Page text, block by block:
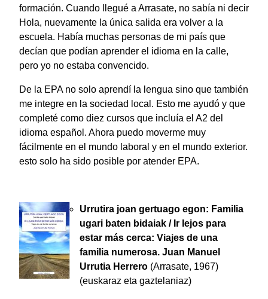
formación. Cuando llegué a Arrasate, no sabía ni decir
Hola, nuevamente la única salida era volver a la
escuela. Había muchas personas de mi país que
decían que podían aprender el idioma en la calle,
pero yo no estaba convencido.
De la EPA no solo aprendí la lengua sino que también
me integre en la sociedad local. Esto me ayudó y que
completé como diez cursos que incluía el A2 del
idioma español. Ahora puedo moverme muy
fácilmente en el mundo laboral y en el mundo exterior.
esto solo ha sido posible por atender EPA.
Urrutira joan gertuago egon: Familia
ugari baten bidaiak / Ir lejos para
estar más cerca: Viajes de una
familia numerosa. Juan Manuel
Urrutia Herrero (Arrasate, 1967)
(euskaraz eta gaztelaniaz)